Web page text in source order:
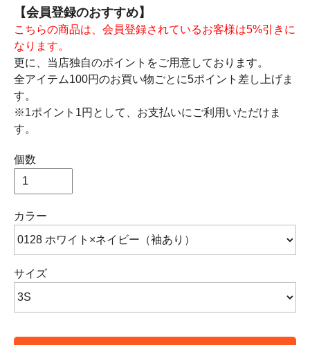
【会員登録のおすすめ】
こちらの商品は、会員登録されているお客様は5%引きに
なります。
更に、当店独自のポイントをご用意しております。
全アイテム100円のお買い物ごとに5ポイント差し上げま
す。
※1ポイント1円として、お支払いにご利用いただけま
す。
個数
カラー
サイズ